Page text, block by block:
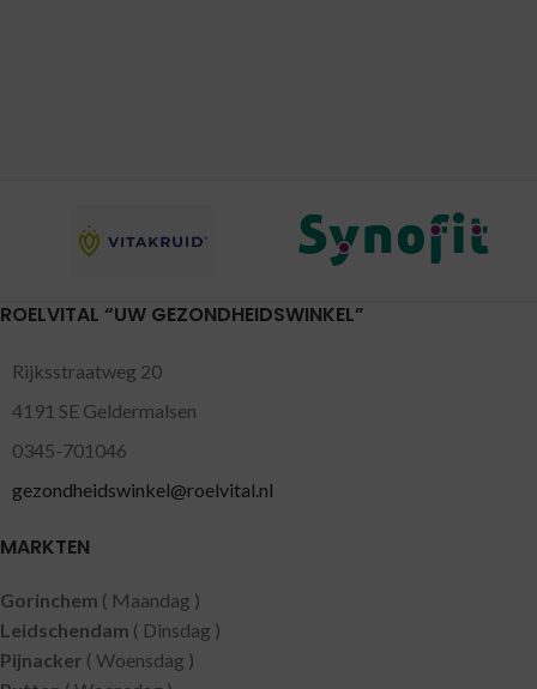
ROELVITAL “UW GEZONDHEIDSWINKEL”
Rijksstraatweg 20
4191 SE Geldermalsen
0345-701046
gezondheidswinkel@roelvital.nl
MARKTEN
Gorinchem ( Maandag )
Leidschendam ( Dinsdag )
Pijnacker ( Woensdag )